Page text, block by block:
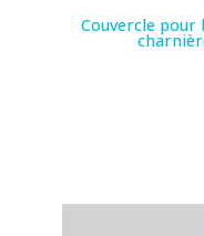
Couvercle pour